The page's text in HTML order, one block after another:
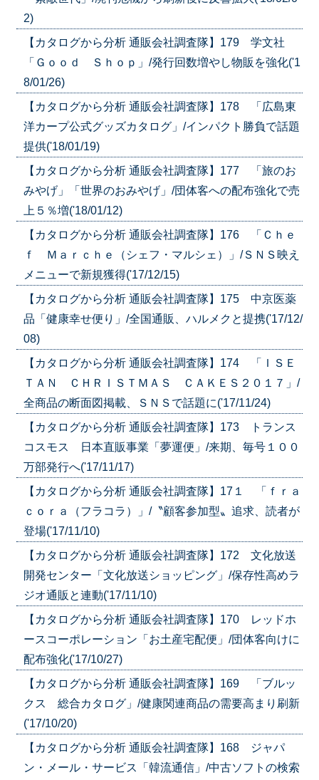
2)
【カタログから分析 通販会社調査隊】179 学文社
「Ｇｏｏｄ Ｓｈｏｐ」/発行回数増やし物販を強化('1
8/01/26)
【カタログから分析 通販会社調査隊】178 「広島東
洋カープ公式グッズカタログ」/インパクト勝負で話題
提供('18/01/19)
【カタログから分析 通販会社調査隊】177 「旅のお
みやげ」「世界のおみやげ」/団体客への配布強化で売
上５％増('18/01/12)
【カタログから分析 通販会社調査隊】176 「Ｃｈｅ
ｆ Ｍａｒｃｈｅ（シェフ・マルシェ）」/ＳＮＳ映え
メニューで新規獲得('17/12/15)
【カタログから分析 通販会社調査隊】175 中京医薬
品「健康幸せ便り」/全国通販、ハルメクと提携('17/12/
08)
【カタログから分析 通販会社調査隊】174 「ＩＳＥ
ＴＡＮ ＣＨＲＩＳＴＭＡＳ ＣＡＫＥＳ２０１７」/
全商品の断面図掲載、ＳＮＳで話題に('17/11/24)
【カタログから分析 通販会社調査隊】173 トランス
コスモス 日本直販事業「夢運便」/来期、毎号１００
万部発行へ('17/11/17)
【カタログから分析 通販会社調査隊】17１ 「ｆｒａ
ｃｏｒａ（フラコラ）」/〝顧客参加型〟追求、読者が
登場('17/11/10)
【カタログから分析 通販会社調査隊】172 文化放送
開発センター「文化放送ショッピング」/保存性高めラ
ジオ通販と連動('17/11/10)
【カタログから分析 通販会社調査隊】170 レッドホ
ースコーポレーション「お土産宅配便」/団体客向けに
配布強化('17/10/27)
【カタログから分析 通販会社調査隊】169 「ブルッ
クス 総合カタログ」/健康関連商品の需要高まり刷新
('17/10/20)
【カタログから分析 通販会社調査隊】168 ジャパ
ン・メール・サービス「韓流通信」/中古ソフトの検索